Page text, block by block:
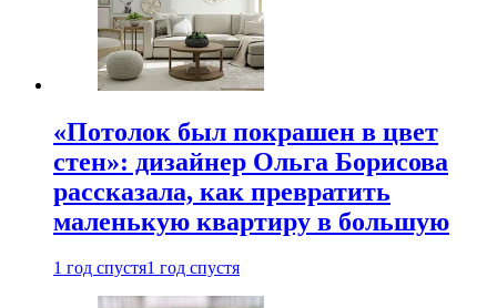
«Потолок был покрашен в цвет
стен»: дизайнер Ольга Борисова
рассказала, как превратить
маленькую квартиру в большую
1 год спустя1 год спустя